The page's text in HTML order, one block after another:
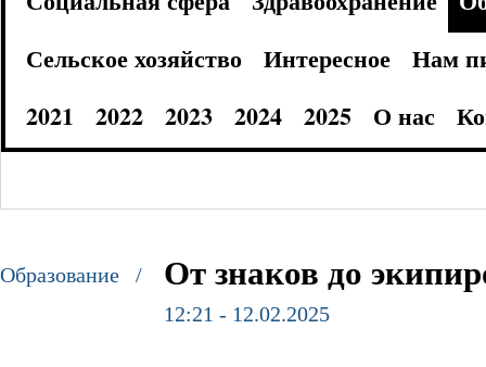
Сельское хозяйство
Интересное
Нам
2021
2022 2023 2024 2025 О нас
Образование / От знаков до
12:21 - 12.02.2025